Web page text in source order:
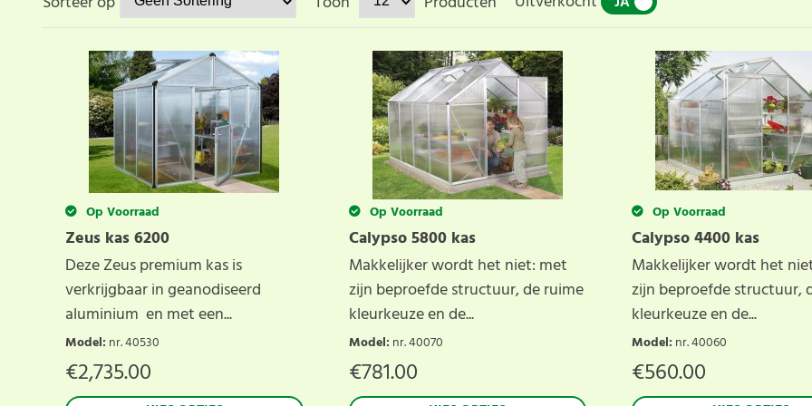
Op Voorraad
Zeus kas 6200
Deze Zeus premium kas is
verkrijgbaar in geanodiseerd
aluminium en met een...
Model: nr. 40530
€2,735.00
Op Voorraad
Calypso 5800 kas
Makkelijker wordt het niet: met
zijn beproefde structuur, de ruime
kleurkeuze en de...
Model: nr. 40070
€781.00
Op Voorraad
Calypso 4400 kas
Makkelijker wordt het
zijn beproefde structuur,
kleurkeuze en de...
Model: nr. 40060
€560.00